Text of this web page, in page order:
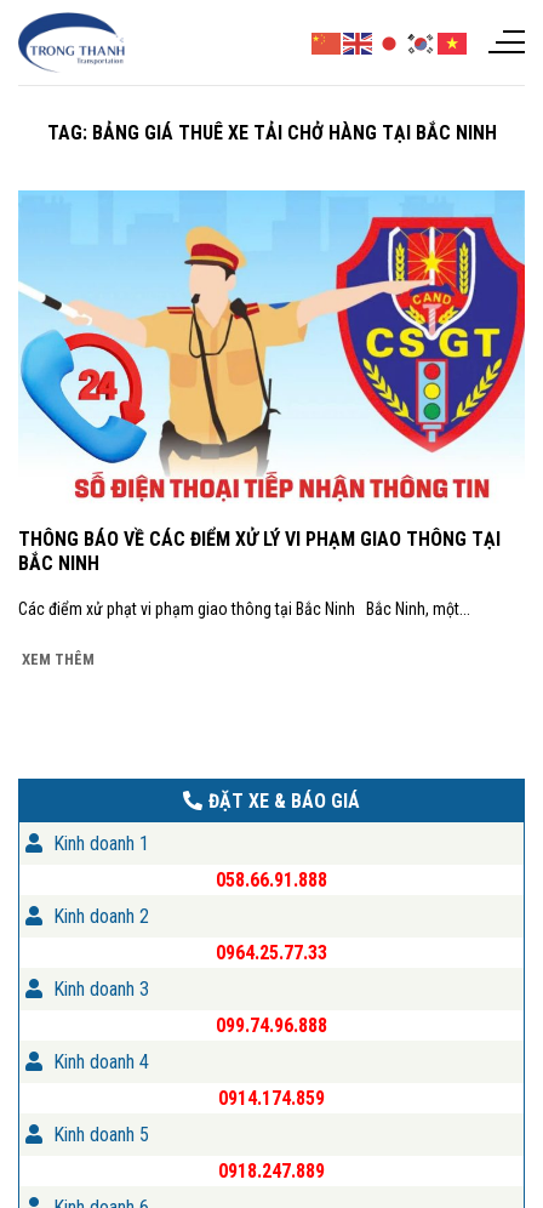
Chuyển
đến
TAG: BẢNG GIÁ THUÊ XE TẢI CHỞ HÀNG TẠI BẮC NINH
THÔNG BÁO VỀ CÁC ĐIỂM XỬ LÝ VI PHẠM GIAO THÔNG TẠI
BẮC NINH
Các điểm xử phạt vi phạm giao thông tại Bắc Ninh Bắc Ninh, một...
XEM THÊM
ĐẶT XE & BÁO GIÁ
Kinh doanh 1
058.66.91.888
Kinh doanh 2
0964.25.77.33
Kinh doanh 3
099.74.96.888
Kinh doanh 4
0914.174.859
Kinh doanh 5
0918.247.889